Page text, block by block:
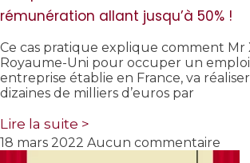
rémunération allant jusqu’à 50% !
Ce cas pratique explique comment Mr
Royaume-Uni pour occuper un
entreprise établie en France, va
dizaines de milliers d’euros par
Lire la suite >
18 mars 2022 Aucun commentaire